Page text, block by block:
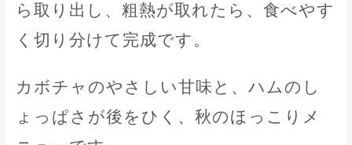
ら取り出し、粗熱が取れたら、食べやす
く切り分けて完成です。
カボチャのやさしい甘味と、ハムのし
ょっぱさが後をひく、秋のほっこりメ